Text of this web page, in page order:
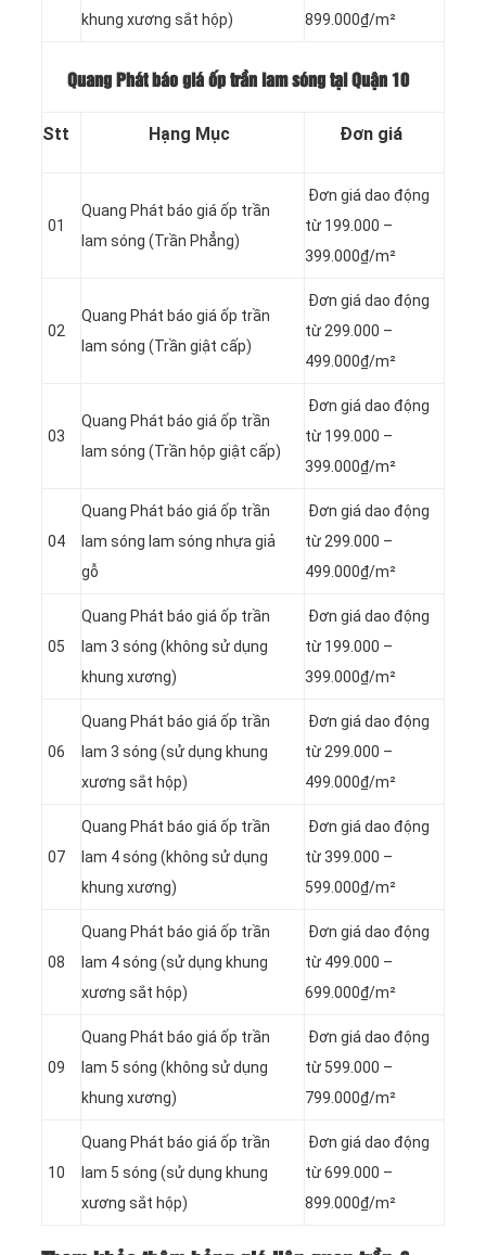
khung xương sắt hộp)
899.000₫/m²
Quang Phát báo giá ốp trần lam sóng tại Quận 10
Stt Hạng Mục Đơn giá
01
Quang Phát báo giá ốp trần
lam sóng (Trần Phẳng)
Đơn giá dao động
từ 199.000 –
399.000₫/m²
02
Quang Phát báo giá ốp trần
lam sóng (Trần giật cấp)
Đơn giá dao động
từ 299.000 –
499.000₫/m²
03
Quang Phát báo giá ốp trần
lam sóng (Trần hộp giật cấp)
Đơn giá dao động
từ 199.000 –
399.000₫/m²
04
Quang Phát báo giá ốp trần
lam sóng lam sóng nhựa giả
gỗ
Đơn giá dao động
từ 299.000 –
499.000₫/m²
05
Quang Phát báo giá ốp trần
lam 3 sóng (không sử dụng
khung xương)
Đơn giá dao động
từ 199.000 –
399.000₫/m²
06
Quang Phát báo giá ốp trần
lam 3 sóng (sử dụng khung
xương sắt hộp)
Đơn giá dao động
từ 299.000 –
499.000₫/m²
07
Quang Phát báo giá ốp trần
lam 4 sóng (không sử dụng
khung xương)
Đơn giá dao động
từ 399.000 –
599.000₫/m²
08
Quang Phát báo giá ốp trần
lam 4 sóng (sử dụng khung
xương sắt hộp)
Đơn giá dao động
từ 499.000 –
699.000₫/m²
09
Quang Phát báo giá ốp trần
lam 5 sóng (không sử dụng
khung xương)
Đơn giá dao động
từ 599.000 –
799.000₫/m²
10
Quang Phát báo giá ốp trần
lam 5 sóng (sử dụng khung
xương sắt hộp)
Đơn giá dao động
từ 699.000 –
899.000₫/m²